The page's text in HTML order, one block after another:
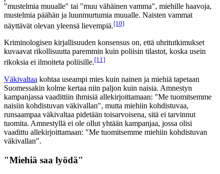
"mustelmia muualle" tai "muu vähäinen vamma", miehille haavoja,
mustelmia päähän ja luunmurtumia muualle. Naisten vammat
näyttävät olevan yleensä lievempiä.[10]
Kriminologisen kirjallisuuden konsensus on, että uhritutkimukset
kuvaavat rikollisuutta paremmin kuin poliisin tilastot, koska usein
rikoksia ei ilmoiteta poliisille.[11]
Väkivaltaa kohtaa useampi mies kuin nainen ja miehiä tapetaan
Suomessakin kolme kertaa niin paljon kuin naisia. Amnestyn
kampanjassa vaadittiin ihmisiä allekirjoittamaan: "Me tuomitsemme
naisiin kohdistuvan väkivallan", mutta miehiin kohdistuvaa,
runsaampaa väkivaltaa pidetään toisarvoisena, sitä ei tarvinnut
tuomita. Amnestyllä ei ole ollut yhtään kampanjaa, jossa olisi
vaadittu allekirjoittamaan: "Me tuomitsemme miehiin kohdistuvan
väkivallan".
"Miehiä saa lyödä"